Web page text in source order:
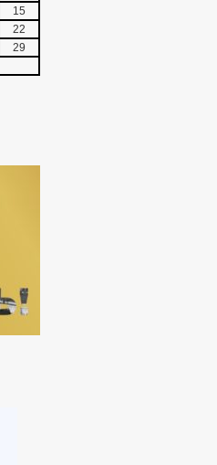
15
22
29